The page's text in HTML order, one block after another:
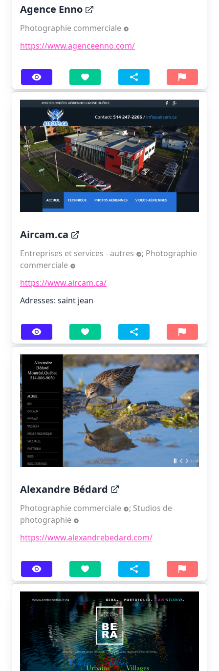
Agence Enno
Photographie commerciale
https://www.agenceenno.com/
Aircam.ca
Entreprises et services - autres ; Photographie
commerciale
https://www.aircam.ca/
Adresses: saint jean
Alexandre Bédard
Photographie commerciale ; Studios de
photographie
https://www.alexandrebedard.com/